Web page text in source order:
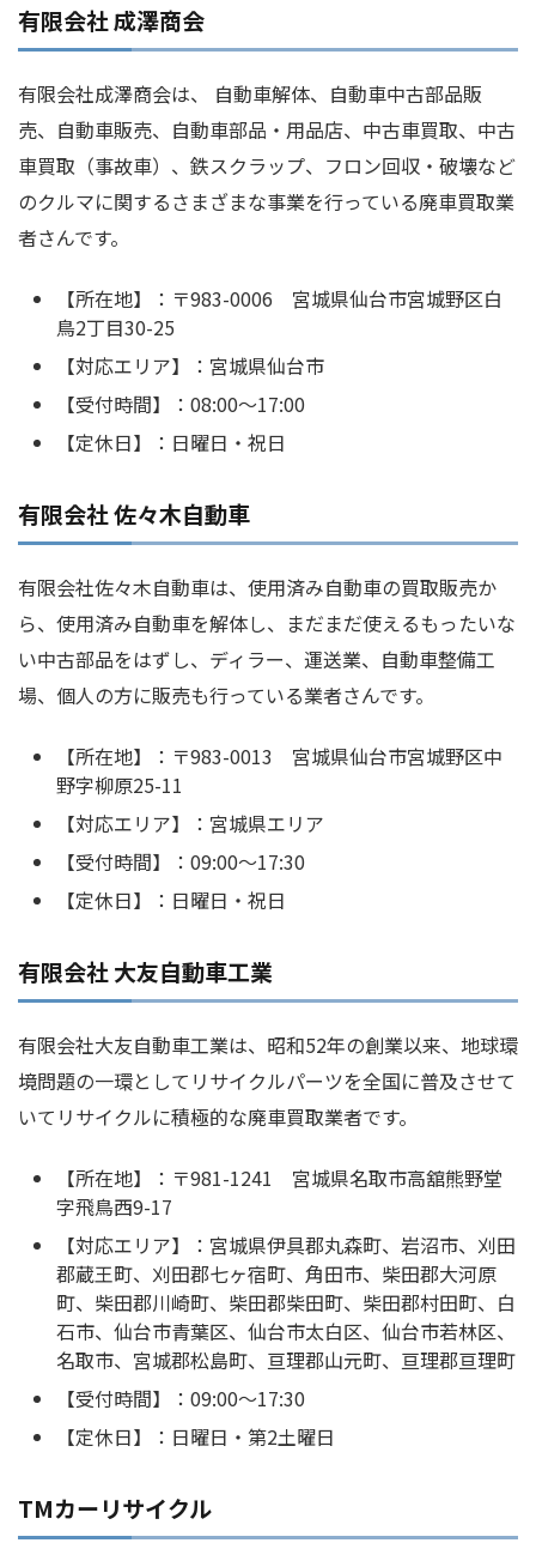
有限会社 成澤商会
有限会社成澤商会は、 自動車解体、自動車中古部品販
売、自動車販売、自動車部品・用品店、中古車買取、中古
車買取（事故車）、鉄スクラップ、フロン回収・破壊など
のクルマに関するさまざまな事業を行っている廃車買取業
者さんです。
【所在地】：〒983-0006 宮城県仙台市宮城野区白
鳥2丁目30-25
【対応エリア】：宮城県仙台市
【受付時間】：08:00～17:00
【定休日】：日曜日・祝日
有限会社 佐々木自動車
有限会社佐々木自動車は、使用済み自動車の買取販売か
ら、使用済み自動車を解体し、まだまだ使えるもったいな
い中古部品をはずし、ディラー、運送業、自動車整備工
場、個人の方に販売も行っている業者さんです。
【所在地】：〒983-0013 宮城県仙台市宮城野区中
野字柳原25-11
【対応エリア】：宮城県エリア
【受付時間】：09:00～17:30
【定休日】：日曜日・祝日
有限会社 大友自動車工業
有限会社大友自動車工業は、昭和52年の創業以来、地球環
境問題の一環としてリサイクルパーツを全国に普及させて
いてリサイクルに積極的な廃車買取業者です。
【所在地】：〒981-1241 宮城県名取市高舘熊野堂
字飛鳥西9-17
【対応エリア】：宮城県伊具郡丸森町、岩沼市、刈田
郡蔵王町、刈田郡七ヶ宿町、角田市、柴田郡大河原
町、柴田郡川崎町、柴田郡柴田町、柴田郡村田町、白
石市、仙台市青葉区、仙台市太白区、仙台市若林区、
名取市、宮城郡松島町、亘理郡山元町、亘理郡亘理町
【受付時間】：09:00〜17:30
【定休日】：日曜日・第2土曜日
TMカーリサイクル